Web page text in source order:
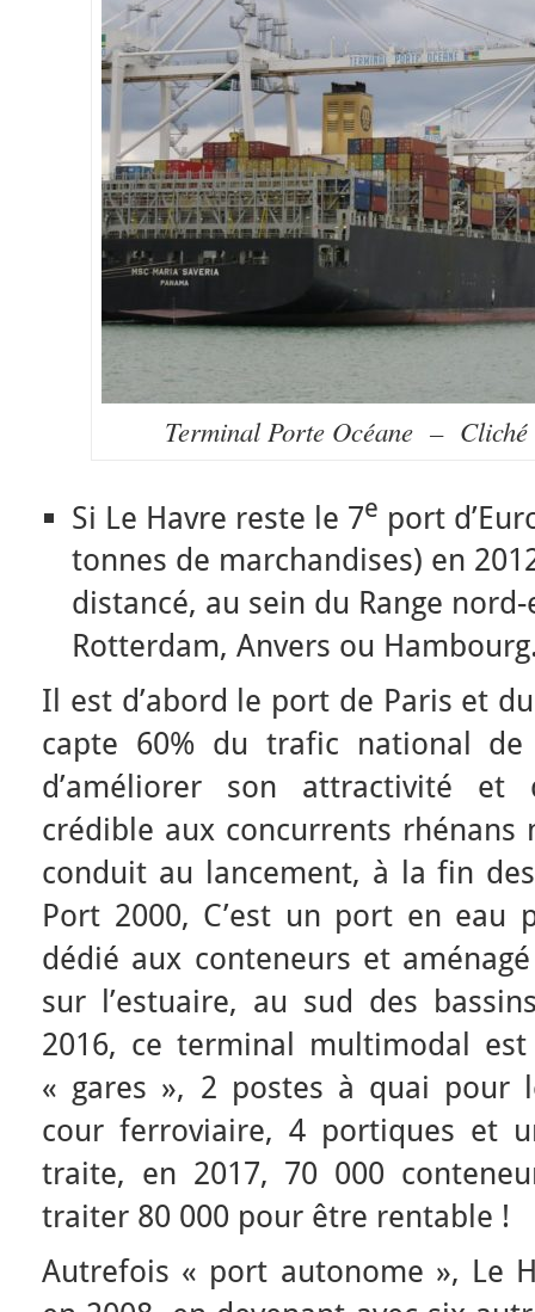
Terminal Porte Océane –
Si Le Havre reste le 7e port
tonnes de marchandises) en
distancé, au sein du Range
Rotterdam, Anvers ou
Il est d’abord le port de Paris et
capte 60% du trafic national de
d’améliorer son attractivité et
crédible aux concurrents rhénans
conduit au lancement, à la fin
Port 2000, C’est un port en eau
dédié aux conteneurs et
sur l’estuaire, au sud des
2016, ce terminal multimodal
« gares », 2 postes à quai pour
cour ferroviaire, 4 portiques et
traite, en 2017, 70 000
traiter 80 000 pour être rentable !
Autrefois « port autonome », Le